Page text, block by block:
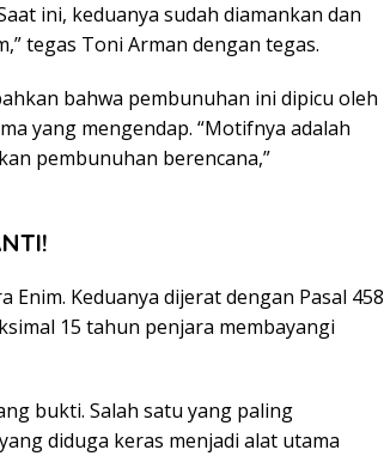
ini, keduanya sudah diamankan dan
tegas Toni Arman dengan tegas.
bahwa pembunuhan ini dipicu oleh
yang mengendap. “Motifnya adalah
pembunuhan berencana,”
Enim. Keduanya dijerat dengan Pasal 458
15 tahun penjara membayangi
bukti. Salah satu yang paling
diduga keras menjadi alat utama